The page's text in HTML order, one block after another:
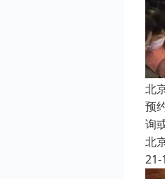
北
预
询
北
21-